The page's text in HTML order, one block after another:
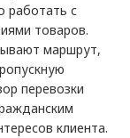
работать с
товаров.
маршрут,
перевозки
клиента.